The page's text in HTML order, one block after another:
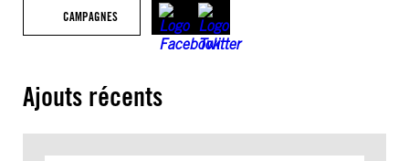
CAMPAGNES
Ajouts récents